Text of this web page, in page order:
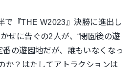
で『THE W2023』決勝に進出し
ぜに告ぐの2人が、“閉園後の遊
番の遊園地だが、誰もいなくなっ
か？はたしてアトラクションは